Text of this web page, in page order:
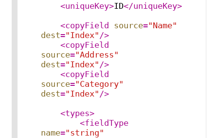
<uniqueKey>ID</uniqueKey>
<copyField source="Name"
dest="Index" />
<copyField
source="Address"
dest="Index" />
<copyField
source="Category"
dest="Index" />
<types>
<fieldType
name="string"